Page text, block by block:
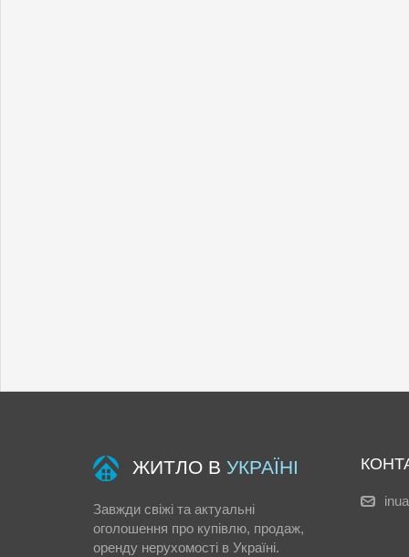
ЖИТЛО В УКРАЇНІ
Завжди свіжі та актуальні
оголошення про купівлю, продаж,
оренду нерухомості в Україні.